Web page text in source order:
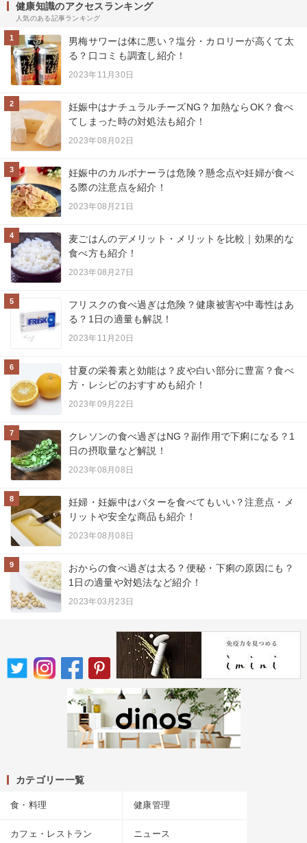
健康知識のアクセスランキング
人気のある記事ランキング
1
男梅サワーは体に悪い？塩分・カロリーが高くて太
る？口コミも調査し紹介！
2023年11月30日
2
妊娠中はナチュラルチーズNG？加熱ならOK？食べ
てしまった時の対処法も紹介！
2023年08月02日
3
妊娠中のカルボナーラは危険？懸念点や妊婦が食べ
る際の注意点を紹介！
2023年08月21日
4
麦ごはんのデメリット・メリットを比較｜効果的な
食べ方も紹介！
2023年08月27日
5
フリスクの食べ過ぎは危険？健康被害や中毒性はあ
る？1日の適量も解説！
2023年11月20日
6
甘夏の栄養素と効能は？皮や白い部分に豊富？食べ
方・レシピのおすすめも紹介！
2023年09月22日
7
クレソンの食べ過ぎはNG？副作用で下痢になる？1
日の摂取量など解説！
2023年08月08日
8
妊婦・妊娠中はバターを食べてもいい？注意点・メ
リットや安全な商品も紹介！
2023年08月08日
9
おからの食べ過ぎは太る？便秘・下痢の原因にも？
1日の適量や対処法など紹介！
2023年03月23日
カテゴリー一覧
食・料理 健康管理
カフェ・レストラン ニュース